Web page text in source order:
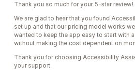
Thank you so much for your 5-star review!
We are glad to hear that you found
set up and that our pricing model works
wanted to keep the app easy to start with
without making the cost dependent on
Thank you for choosing Accessibility
your support.